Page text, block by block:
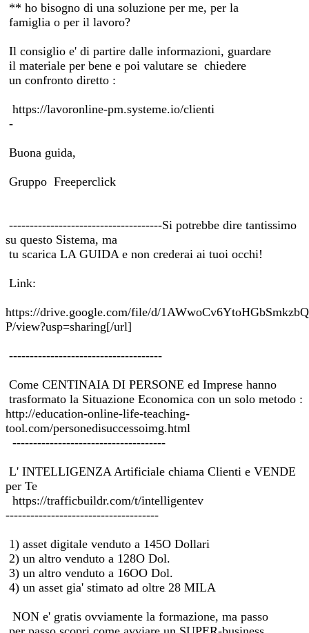
** ho bisogno di una soluzione per me, per la
famiglia o per il lavoro?
Il consiglio e' di partire dalle informazioni, guardare
il materiale per bene e poi valutare se chiedere
un confronto diretto :
https://lavoronline-pm.systeme.io/clienti
-
Buona guida,
Gruppo Freeperclick
-------------------------------------Si potrebbe dire tantissimo
su questo Sistema, ma
tu scarica LA GUIDA e non crederai ai tuoi occhi!
Link:
https://drive.google.com/file/d/
P/view?usp=sharing[/url]
-------------------------------------
Come CENTINAIA DI PERSONE ed Imprese hanno
trasformato la Situazione Economica con un solo metodo :
http://education-online-life-teaching-
tool.com/personedisuccessoimg.html
-------------------------------------
L' INTELLIGENZA Artificiale chiama Clienti e VENDE
per Te
https://trafficbuildr.com/t/intelligentev
-------------------------------------
1) asset digitale venduto a 145O Dollari
2) un altro venduto a 128O Dol.
3) un altro venduto a 16OO Dol.
4) un asset gia' stimato ad oltre 28 MILA
NON e' gratis ovviamente la formazione, ma passo